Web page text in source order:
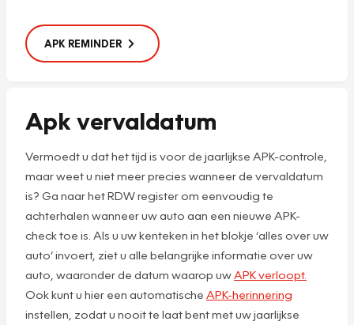
APK REMINDER
Apk vervaldatum
Vermoedt u dat het tijd is voor de jaarlijkse APK-controle,
maar weet u niet meer precies wanneer de vervaldatum
is? Ga naar het RDW register om eenvoudig te
achterhalen wanneer uw auto aan een nieuwe APK-
check toe is. Als u uw kenteken in het blokje ‘alles over uw
auto’ invoert, ziet u alle belangrijke informatie over uw
auto, waaronder de datum waarop uwAPK verloopt.
Ook kunt u hier een automatische APK-herinnering
instellen, zodat u nooit te laat bent met uw jaarlijkse